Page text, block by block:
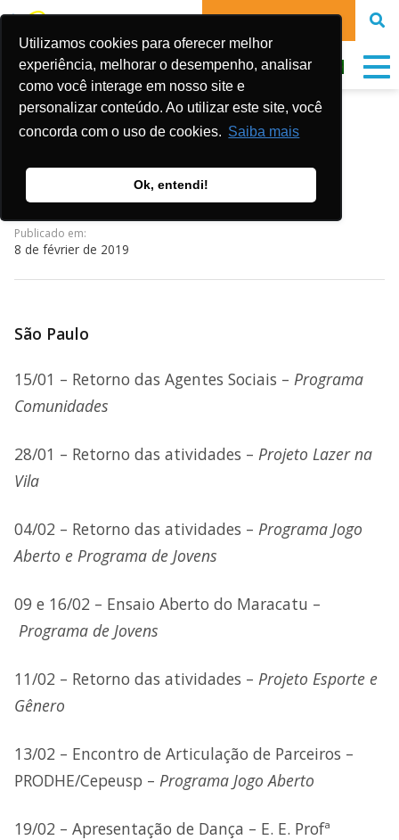
Utilizamos cookies para oferecer melhor
experiência, melhorar o desempenho, analisar
como você interage em nosso site e
personalizar conteúdo. Ao utilizar este site, você
concorda com o uso de cookies. Saiba mais
Ok, entendi!
FAIRE UN DON
AGENDA DE
FEVEREIRO/2019
Publicado em:
8 de février de 2019
São Paulo
15/01 – Retorno das Agentes Sociais – Programa
Comunidades
28/01 – Retorno das atividades – Projeto Lazer na
Vila
04/02 – Retorno das atividades – Programa Jogo
Aberto e Programa de Jovens
09 e 16/02 – Ensaio Aberto do Maracatu –
Programa de Jovens
11/02 – Retorno das atividades – Projeto Esporte e
Gênero
13/02 – Encontro de Articulação de Parceiros –
PRODHE/Cepeusp – Programa Jogo Aberto
19/02 – Apresentação de Dança – E. E. Profª